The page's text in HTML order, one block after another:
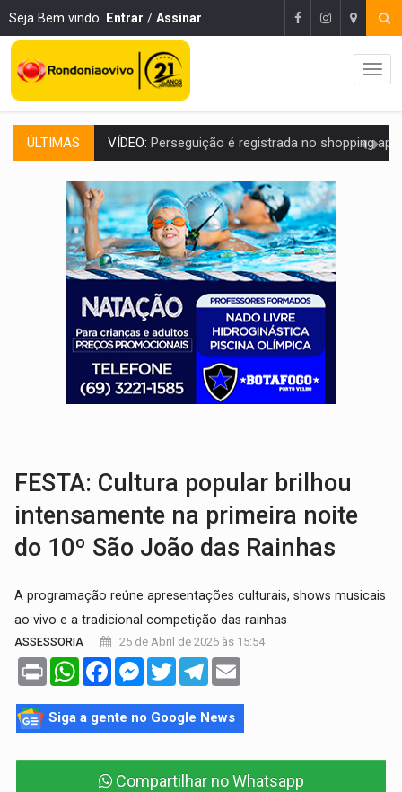
Seja Bem vindo. Entrar / Assinar
ÚLTIMAS VÍDEO: Perseguição é registrada no shopping após colombiana furtar
LUDOPATIA:Apostas online começam a afetar produtividade e rotina
REFLORESTAMENTO:Plantar árvores não será mais suficiente para
OVNIS NA LUA:Cientistas alertam para possível base secreta no satélite
ACABOU COM PEUGEOT:Incêndio destrói carro que era rebocado para oficina
VÍDEO:Ladrão é filmado furtando moto na frente do bar
BOLSAS DE PESQUISA:Iniciativa Amazônia+10 lança chamada para fortalecer
MATERIAL:Brasil tem grandes reservas de urânio, mas produz pouco e
FESTA: Cultura popular brilhou
intensamente na primeira noite
do 10º São João das Rainhas
A programação reúne apresentações culturais, shows musicais
ao vivo e a tradicional competição das rainhas
ASSESSORIA 25 de Abril de 2026 às 15:54
Print WhatsAppFacebookMessenger
TwitterTelegram
Siga a gente no Google News
Compartilhar no Whatsapp